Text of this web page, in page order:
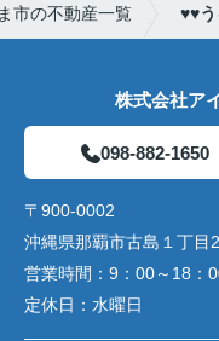
市の不動産一覧 ♥♥う
株式会社ア
098-882-1650
〒900-0002
沖縄県那覇市古島１丁目
営業時間： 9：00～18：
定休日： 水曜日